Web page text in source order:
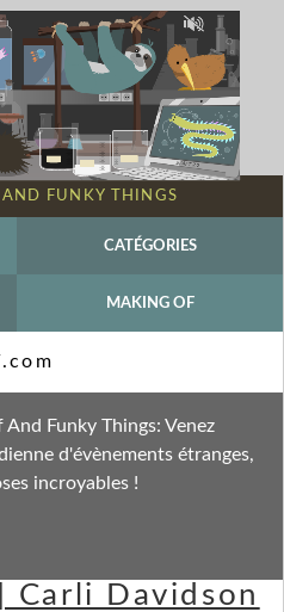
AND FUNKY THINGS
CATÉGORIES
MAKING OF
Carli Davidson
Funky Things: Venez
d'évènements étranges,
incroyables !